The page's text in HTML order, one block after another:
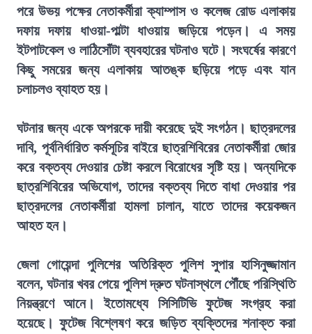
পরে উভয় পক্ষের নেতাকর্মীরা ক্যাম্পাস ও কলেজ রোড এলাকায়
দফায় দফায় ধাওয়া-পাল্টা ধাওয়ায় জড়িয়ে পড়েন। এ সময়
ইটপাটকেল ও লাঠিসোঁটা ব্যবহারের ঘটনাও ঘটে। সংঘর্ষের কারণে
কিছু সময়ের জন্য এলাকায় আতঙ্ক ছড়িয়ে পড়ে এবং যান
চলাচলও ব্যাহত হয়।
ঘটনার জন্য একে অপরকে দায়ী করেছে দুই সংগঠন। ছাত্রদলের
দাবি, পূর্বনির্ধারিত কর্মসূচির বাইরে ছাত্রশিবিরের নেতাকর্মীরা জোর
করে বক্তব্য দেওয়ার চেষ্টা করলে বিরোধের সৃষ্টি হয়। অন্যদিকে
ছাত্রশিবিরের অভিযোগ, তাদের বক্তব্য দিতে বাধা দেওয়ার পর
ছাত্রদলের নেতাকর্মীরা হামলা চালান, যাতে তাদের কয়েকজন
আহত হন।
জেলা গোয়েন্দা পুলিশের অতিরিক্ত পুলিশ সুপার হাসিনুজ্জামান
বলেন, ঘটনার খবর পেয়ে পুলিশ দ্রুত ঘটনাস্থলে পৌঁছে পরিস্থিতি
নিয়ন্ত্রণে আনে। ইতোমধ্যে সিসিটিভি ফুটেজ সংগ্রহ করা
হয়েছে। ফুটেজ বিশ্লেষণ করে জড়িত ব্যক্তিদের শনাক্ত করা